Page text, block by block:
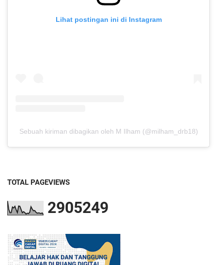
Lihat postingan ini di Instagram
Sebuah kiriman dibagikan oleh M Ilham (@milham_drb18)
TOTAL PAGEVIEWS
2905249